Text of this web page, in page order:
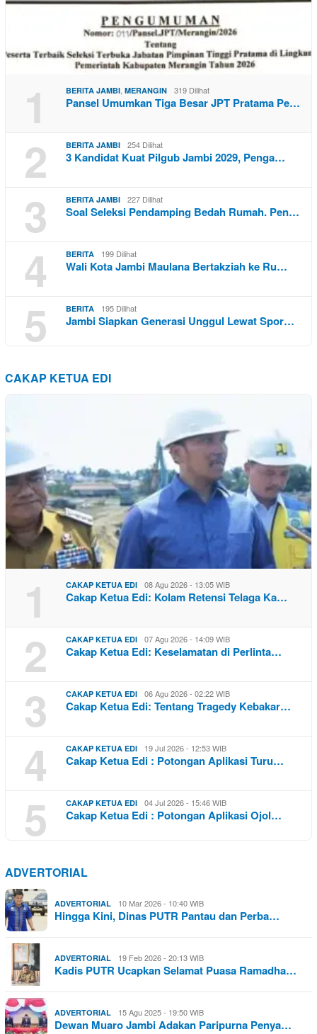
1 BERITA JAMBI, MERANGIN 319 Dilihat
Pansel Umumkan Tiga Besar JPT Pratama Pe…
2 BERITA JAMBI 254 Dilihat
3 Kandidat Kuat Pilgub Jambi 2029, Penga…
3 BERITA JAMBI 227 Dilihat
Soal Seleksi Pendamping Bedah Rumah. Pen…
4 BERITA 199 Dilihat
Wali Kota Jambi Maulana Bertakziah ke Ru…
5 BERITA 195 Dilihat
Jambi Siapkan Generasi Unggul Lewat Spor…
CAKAP KETUA EDI
1 CAKAP KETUA EDI 08 Agu 2026 - 13:05 WIB
Cakap Ketua Edi: Kolam Retensi Telaga Ka…
2 CAKAP KETUA EDI 07 Agu 2026 - 14:09 WIB
Cakap Ketua Edi: Keselamatan di Perlinta…
3 CAKAP KETUA EDI 06 Agu 2026 - 02:22 WIB
Cakap Ketua Edi: Tentang Tragedy Kebakar…
4 CAKAP KETUA EDI 19 Jul 2026 - 12:53 WIB
Cakap Ketua Edi : Potongan Aplikasi Turu…
5 CAKAP KETUA EDI 04 Jul 2026 - 15:46 WIB
Cakap Ketua Edi : Potongan Aplikasi Ojol…
ADVERTORIAL
ADVERTORIAL 10 Mar 2026 - 10:40 WIB
Hingga Kini, Dinas PUTR Pantau dan Perba…
ADVERTORIAL 19 Feb 2026 - 20:13 WIB
Kadis PUTR Ucapkan Selamat Puasa Ramadha…
ADVERTORIAL 15 Agu 2025 - 19:50 WIB
Dewan Muaro Jambi Adakan Paripurna Penya…